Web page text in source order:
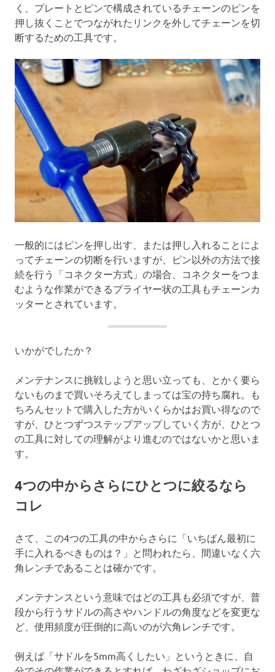
く、プレートとピンで構成されているチェーンのピンを
押し抜くことでつながれたリンクを外してチェーンを切
断するための工具です。
一般的にはピンを押し出す、または押し入れることによ
ってチェーンの切断を行いますが、ピン以外の方法で接
続を行う「コネクター方式」の場合、コネクターをつま
むような作業ができるプライヤー状の工具もチェーンカ
ッターとされています。
いかがでしたか？
メンテナンスに挑戦しようと思い立っても、とかく要ら
ないものまで買いそろえてしまっては宝の持ち腐れ。も
ちろんセットで購入した方がいくらかはお買い得なので
すが、ひとつずつステップアップしていく方が、ひとつ
の工具に対しての理解がより進むのではないかと思いま
す。
4つの中からさらにひとつに絞るなら
コレ
さて、この4つの工具の中からさらに「いちばん最初に
手に入れるべきものは？」と問われたら、間違いなく六
角レンチであることは確かです。
メンテナンスという意味ではどの工具も必須ですが、普
段から行うサドルの高さやハンドルの角度などを変更な
ど、使用頻度が圧倒的に高いのが六角レンチです。
例えば「サドルを5mm高くしたい」というときに、自